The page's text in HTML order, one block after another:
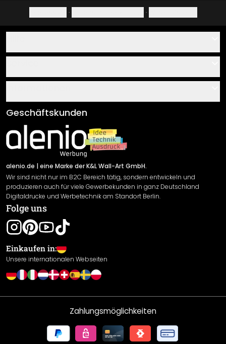
· ·
Über uns
Klebe- und Montageanleitungen
Newsletter An-/Abmeldung
Sendungsverfolgung
AGB
Impressum
Versand & Zahlung
Rücksendung
Widerrufsrecht
Datenschutzerklärung
Gewährleistung
Leistungserklärung / CE-Zeichen
Cookie Einstellungen
Geschäftskunden
alenio.de | eine Marke der K&L Wall-Art GmbH.
Wir sind nicht nur im B2C Bereich tätig, sondern entwickeln und
produzieren auch für viele Gewerbekunden in ganz Deutschland
Digitaldrucke und Werbetechnik am Standort Berlin.
Folge uns
Einkaufen in:
Unsere internationalen Webseiten
Zahlungsmöglichkeiten